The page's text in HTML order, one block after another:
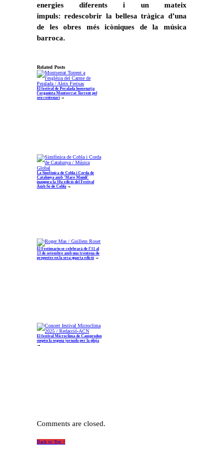
energies diferents i un mateix
impuls: redescobrir la bellesa tràgica d’una
de les obres més icòniques de la música
barroca.
Related Posts
El festival de Peralada homenatja
l’organista Montserrat Torrent pel
seu centenari →
La Simfònica de Cobla i Corda de
Catalunya amb ‘Mare Mundi’
inaugura la 10a edició del Festival
Amb So de Cobla →
El Festimariu se celebrarà de l’11 al
13 de setembre amb una trentena de
propostes en la seva quarta edició →
El festival Microclima de Camprodon
suspèn la segona jornada per la pluja
→
Comments are closed.
Back to Top ↑